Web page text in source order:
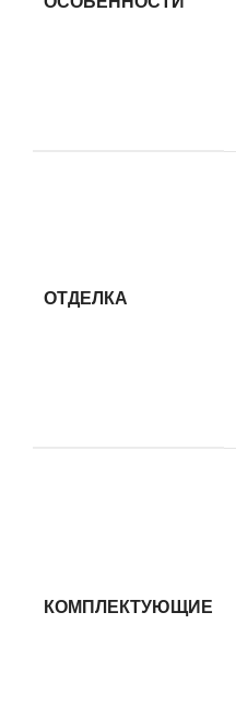
ОТДЕЛКА
КОМПЛЕКТУЮЩИЕ